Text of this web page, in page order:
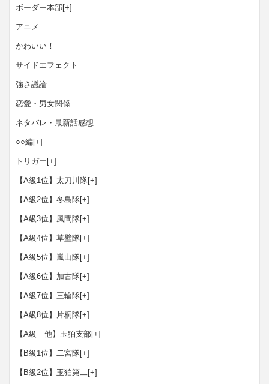
ボーダー本部[+]
アニメ
かわいい！
サイドエフェクト
強さ議論
恋愛・男女関係
ネタバレ・最新話感想
○○編[+]
トリガー [+]
【A級1位】太刀川隊[+]
【A級2位】冬島隊[+]
【A級3位】風間隊[+]
【A級4位】草壁隊[+]
【A級5位】嵐山隊[+]
【A級6位】加古隊[+]
【A級7位】三輪隊[+]
【A級8位】片桐隊[+]
【A級 他】玉狛支部[+]
【B級1位】二宮隊[+]
【B級2位】玉狛第二[+]